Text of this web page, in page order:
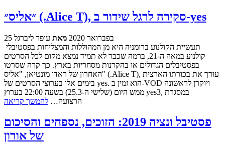
״אליס״ (.Alice T), סקירה לרגל שידור ב-yes
25 בפברואר 2020 מאת עופר ליברגל
קולנוע במאה ה-21, ברמה שכבר לא תמיד נמצא מקום לכל הסרטים
בפסטיבלים הגדולים או בהקרנות מסחריות בארץ. כך קרה שסרטו
האחרון של ראדו מונטיאן, "אליס" (.Alice T), עורך את בכורתו הארצית
בימים אלו בערוצי הסרטים של yes. הוא זמין ב-VOD ויוקרן לראשונה
ממש היום (שלישי ה-25.3) בשעה 22:00 בערוץ yes3, במסגרת
הרצועה… להמשך קריאה
פסטיבל ונציה 2019: הזוכים, נספחים והסיכום
של אורון